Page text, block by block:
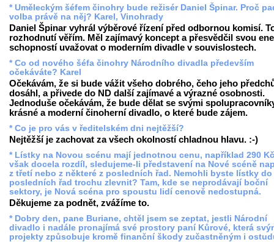
* Uměleckým šéfem činohry bude režisér Daniel Špinar. Proč
volba právě na něj? Karel, Vinohrady
Daniel Špinar vyhrál výběrové řízení před odbornou komisí.
rozhodnutí věřím. Měl zajímavý koncept a přesvědčil svou
schopností uvažovat o moderním divadle v souvislostech.
* Co od nového šéfa činohry Národního divadla především
očekáváte? Karel
Očekávám, že si bude vážit všeho dobrého, čeho jeho
dosáhl, a přivede do ND další zajímavé a výrazné osobnosti.
Jednoduše očekávám, že bude dělat se svými
krásné a moderní činoherní divadlo, o které bude zájem.
* Co je pro vás v ředitelském dni nejtěžší?
Nejtěžší je zachovat za všech okolností chladnou hlavu. :-)
* Lístky na Novou scénu mají jednotnou cenu, například 290
však docela rozdíl, sledujeme-li představení na Nové scéně
z třetí nebo z některé z posledních řad. Nemohli byste lístky do
posledních řad trochu zlevnit? Tam, kde se neprodávají boční
sektory, je Nová scéna pro spoustu lidí cenově nedostupná.
Děkujeme za podnět, zvážíme to.
* Dobry den, pane Buriane, chtěl jsem se zeptat, jestli Národní
divadlo i nadále pronajímá své prostory paní Kůrové, která
projekty způsobuje kromě finanční škody zučastněným i